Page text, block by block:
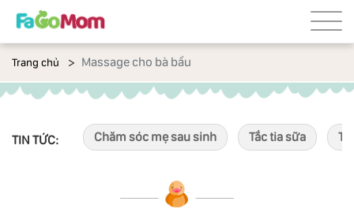
Trang chủ Massage cho bà bầu
TIN TỨC: Chăm sóc mẹ sau sinh Tắc tia sữa